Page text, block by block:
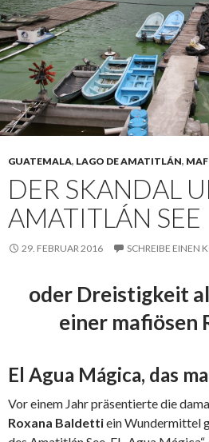
GUATEMALA, LAGO DE AMATITLÁN,
DER SKANDAL
AMATITLÁN SEE
29. FEBRUAR 2016 SCHREIBE EINEN
oder Dreistigkeit
einer mafiösen
El Agua Mágica, das
Vor einem Jahr präsentierte die
Roxana Baldettiein Wundermittel